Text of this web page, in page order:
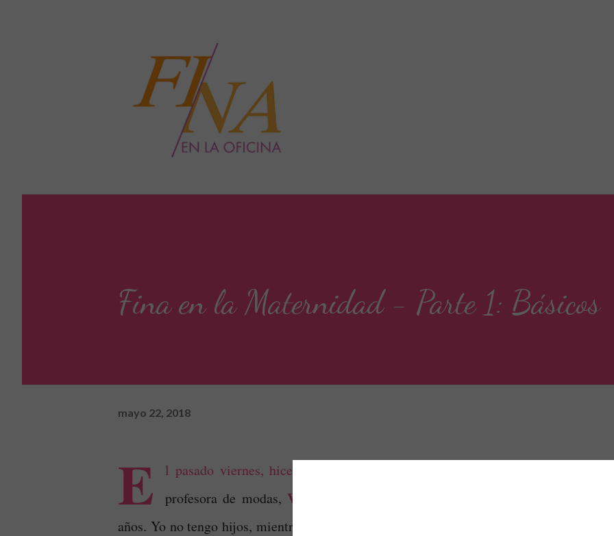
Fina en la Maternidad - Parte 1: Básicos
mayo 22, 2018
E l pasado viernes, hice un
profesora de modas, Verónica Lora*
años. Yo no tengo hijos, mientras que Vero es madre de dos hermosas niñas, así que